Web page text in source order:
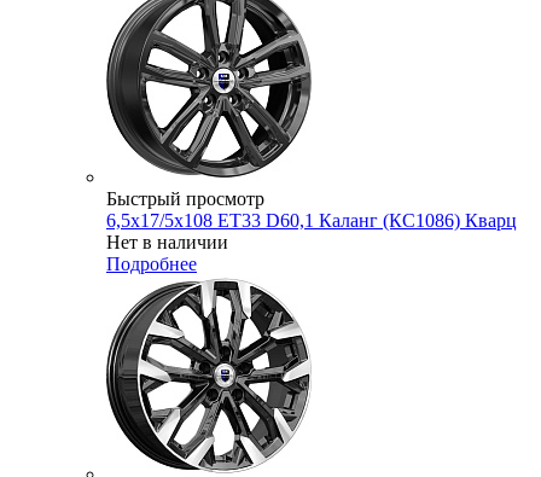
Быстрый просмотр
6,5x17/5x108 ET33 D60,1 Каланг (КС1086) Кварц
Нет в наличии
Подробнее